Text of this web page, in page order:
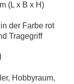
(L x B x H)
der Farbe rot
Tragegriff
Hobbyraum,